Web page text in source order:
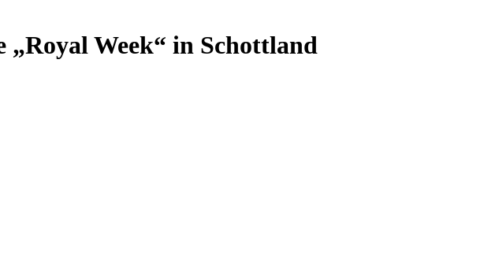
Week“ in Schottland